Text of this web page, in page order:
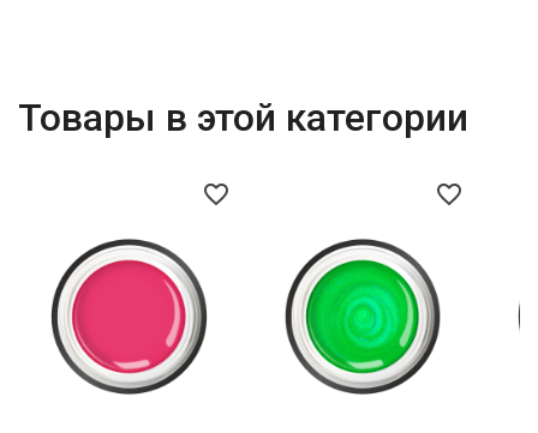
Товары в этой категории
favorite_border favorite_border